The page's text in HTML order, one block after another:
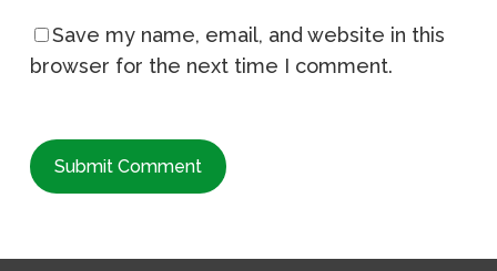
Save my name, email, and website in this
browser for the next time I comment.